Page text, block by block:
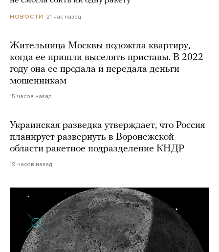
НОВОСТИ 21 час назад
Жительница Москвы подожгла квартиру,
когда ее пришли выселять приставы. В 2022
году она ее продала и передала деньги
мошенникам
15 часов назад
Украинская разведка утверждает, что Россия
планирует развернуть в Воронежской
области ракетное подразделение КНДР
19 часов назад